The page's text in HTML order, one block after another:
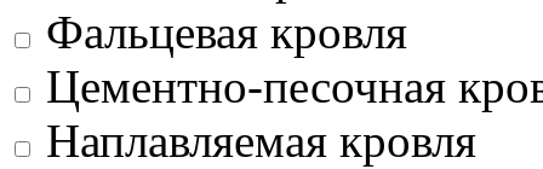
Фальцевая кровля
Цементно-песочная
Наплавляемая кровля